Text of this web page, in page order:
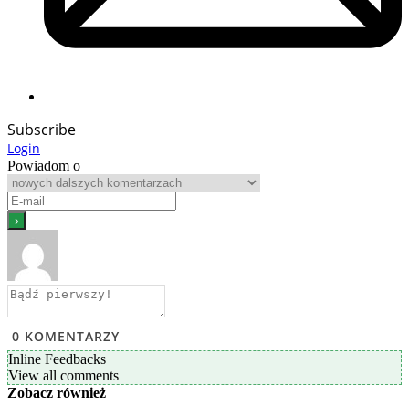
Subscribe
Login
Powiadom o
0 KOMENTARZY
Inline Feedbacks
View all comments
Zobacz również